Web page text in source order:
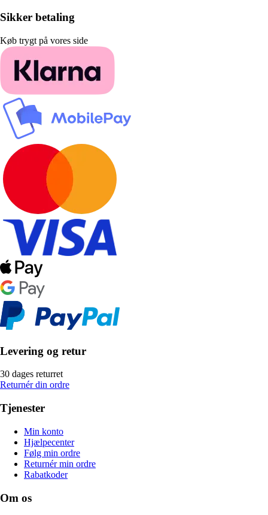
Sikker betaling
Køb trygt på vores side
Levering og retur
30 dages returret
Returnér din ordre
Tjenester
Min konto
Hjælpecenter
Følg min ordre
Returnér min ordre
Rabatkoder
Om os